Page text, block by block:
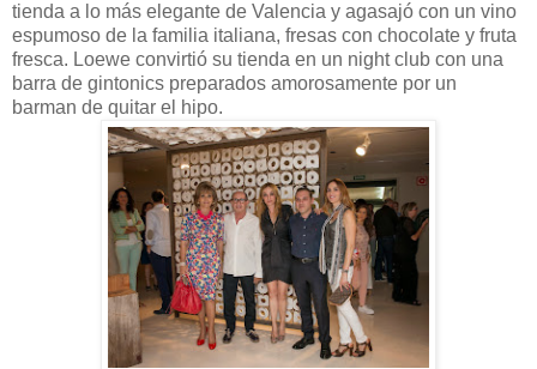
tienda a lo más elegante de Valencia y agasajó con un vino
espumoso de la familia italiana, fresas con chocolate y fruta
fresca. Loewe convirtió su tienda en un night club con una
barra de gintonics preparados amorosamente por un
barman de quitar el hipo.